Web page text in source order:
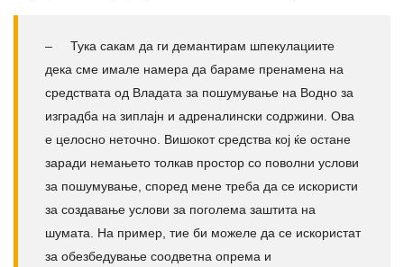
– Тука сакам да ги демантирам шпекулациите
дека сме имале намера да бараме пренамена на
средствата од Владата за пошумување на Водно за
изградба на зиплајн и адреналински содржини. Ова
е целосно неточно. Вишокот средства кој ќе остане
заради немањето толкав простор со поволни услови
за пошумување, според мене треба да се искористи
за создавање услови за поголема заштита на
шумата. На пример, тие би можеле да се искористат
за обезбедување соодветна опрема и